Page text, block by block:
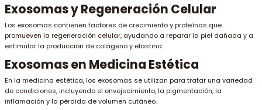
Exosomas y Regeneración Celular
Los exosomas contienen factores de crecimiento y proteínas que
promueven la regeneración celular, ayudando a reparar la piel dañada y a
estimular la producción de colágeno y elastina.
Exosomas en Medicina Estética
En la medicina estética, los exosomas se utilizan para tratar una variedad
de condiciones, incluyendo el envejecimiento, la pigmentación, la
inflamación y la pérdida de volumen cutáneo.